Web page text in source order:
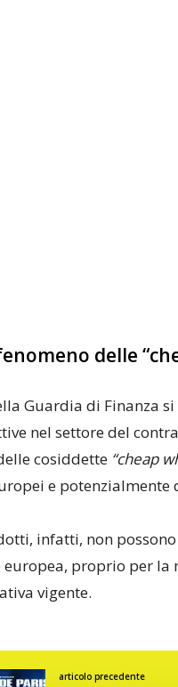
delle
Guardia di Finanza
nel settore del
cosiddette “cheap
e potenzialmente
infatti, non
europea, proprio per
vigente.
articolo precedente